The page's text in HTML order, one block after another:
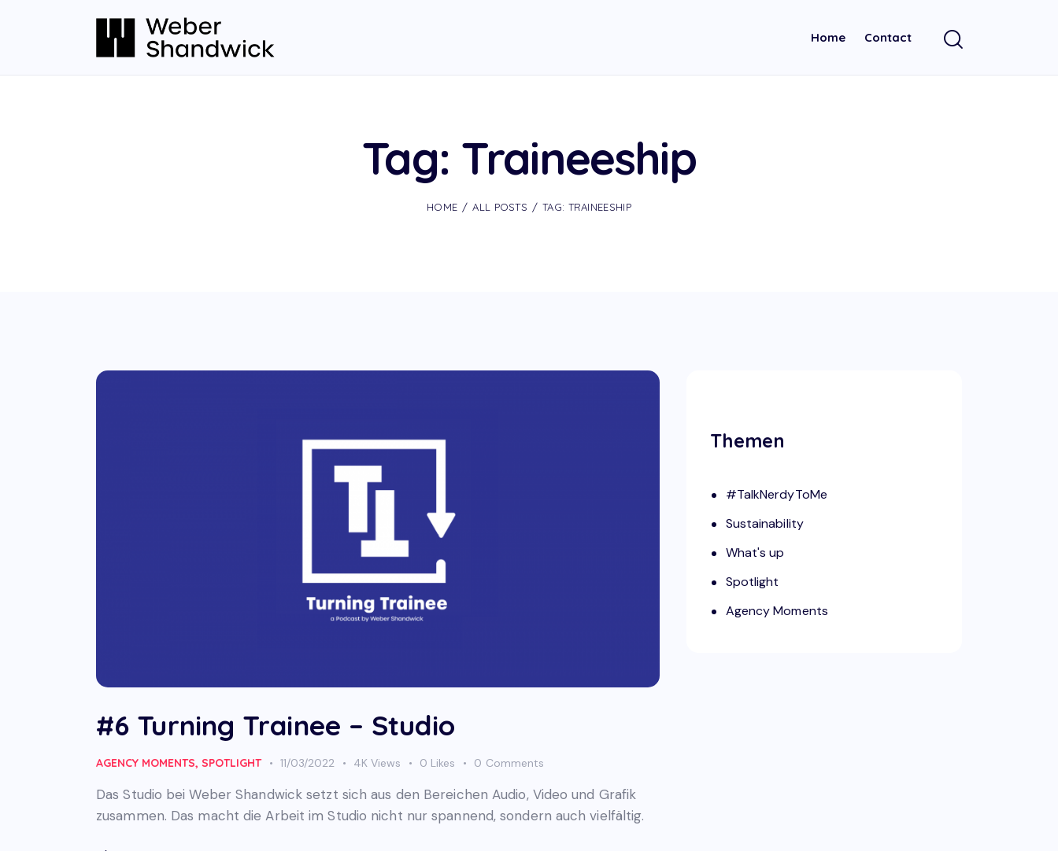
Home Contact
Tag: Traineeship
HOME ALL POSTS TAG: TRAINEESHIP
#6 Turning Trainee – Studio
AGENCY MOMENTS, SPOTLIGHT 11/03/2022 4K Views 0 Likes 0 Comments
Das Studio bei Weber Shandwick setzt sich aus den Bereichen Audio, Video und Grafik
zusammen. Das macht die Arbeit im Studio nicht nur spannend, sondern auch vielfältig.
Themen
#TalkNerdyToMe
Sustainability
What's up
Spotlight
Agency Moments